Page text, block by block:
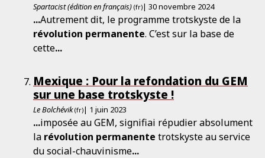
Spartacist (édition en français) (fr)| 30 novembre 2024
...Autrement dit, le programme trotskyste de la
révolution permanente. C’est sur la base de
cette...
Mexique : Pour la refondation du GEM
sur une base trotskyste !
Le Bolchévik (fr)| 1 juin 2023
...imposée au GEM, signifiai répudier absolument
la révolution permanente trotskyste au service
du social-chauvinisme...